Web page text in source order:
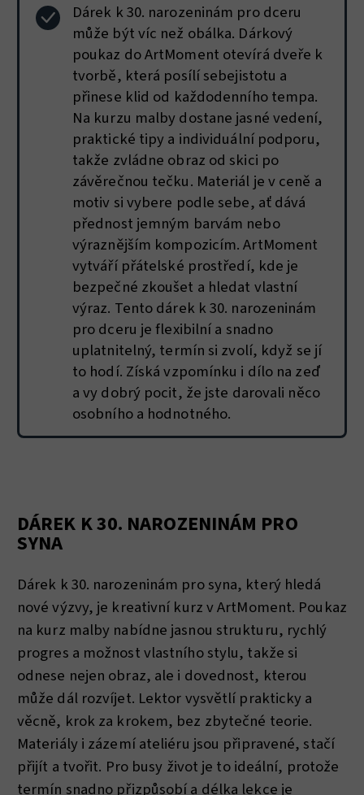
Dárek k 30. narozeninám pro dceru
může být víc než obálka. Dárkový
poukaz do ArtMoment otevírá dveře k
tvorbě, která posílí sebejistotu a
přinese klid od každodenního tempa.
Na kurzu malby dostane jasné vedení,
praktické tipy a individuální podporu,
takže zvládne obraz od skici po
závěrečnou tečku. Materiál je v ceně a
motiv si vybere podle sebe, ať dává
přednost jemným barvám nebo
výraznějším kompozicím. ArtMoment
vytváří přátelské prostředí, kde je
bezpečné zkoušet a hledat vlastní
výraz. Tento dárek k 30. narozeninám
pro dceru je flexibilní a snadno
uplatnitelný, termín si zvolí, když se jí
to hodí. Získá vzpomínku i dílo na zeď
a vy dobrý pocit, že jste darovali něco
osobního a hodnotného.
DÁREK K 30. NAROZENINÁM PRO
SYNA
Dárek k 30. narozeninám pro syna, který hledá
nové výzvy, je kreativní kurz v ArtMoment. Poukaz
na kurz malby nabídne jasnou strukturu, rychlý
progres a možnost vlastního stylu, takže si
odnese nejen obraz, ale i dovednost, kterou
může dál rozvíjet. Lektor vysvětlí prakticky a
věcně, krok za krokem, bez zbytečné teorie.
Materiály i zázemí ateliéru jsou připravené, stačí
přijít a tvořit. Pro busy život je to ideální, protože
termín snadno přizpůsobí a délka lekce je